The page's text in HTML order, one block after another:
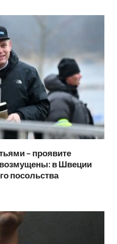
– проявите
в Швеции
посольства